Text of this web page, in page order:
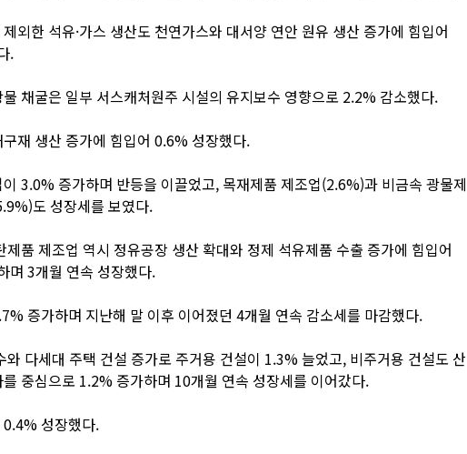
외한 석유·가스 생산도 천연가스와 대서양 연안 원유 생산 증가에 힘입어
.
채굴은 일부 서스캐처원주 시설의 유지보수 영향으로 2.2% 감소했다.
재 생산 증가에 힘입어 0.6% 성장했다.
3.0% 증가하며 반등을 이끌었고, 목재제품 제조업(2.6%)과 비금속 광물제
도 성장세를 보였다.
제품 제조업 역시 정유공장 생산 확대와 정제 석유제품 수출 증가에 힘입어
며 3개월 연속 성장했다.
증가하며 지난해 말 이후 이어졌던 4개월 연속 감소세를 마감했다.
와 다세대 주택 건설 증가로 주거용 건설이 1.3% 늘었고, 비주거용 건설도 산
중심으로 1.2% 증가하며 10개월 연속 성장세를 이어갔다.
성장했다.